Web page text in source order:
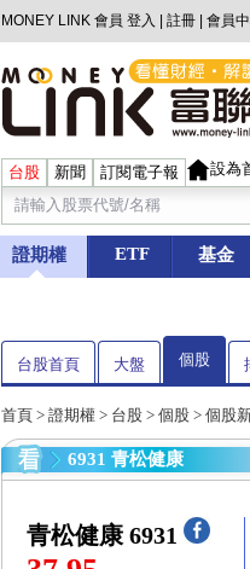
MONEY LINK 會員 登入 註冊 會員
台股 新聞 訂閱電子報 設為
證期權 ETF 基金
台股首頁 大盤 個股
首頁 > 證期權 > 台股 > 個股 > 個股
6931 青松健康
青松健康 6931